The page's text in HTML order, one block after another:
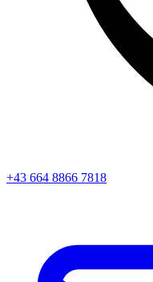
+43 664 8866 7818